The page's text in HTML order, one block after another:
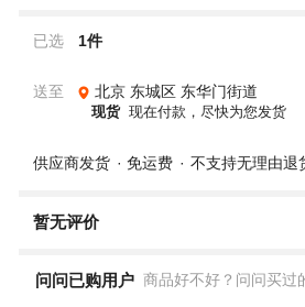
已选 1件
送至 北京 东城区 东华门街道
现货 现在付款，尽快为您发货
供应商发货 免运费 不支持无理由退
暂无评价
问问已购用户 商品好不好？问问买过